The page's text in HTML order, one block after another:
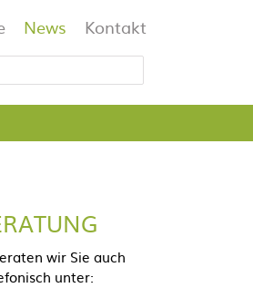
News Kontakt
wir Sie auch
unter: